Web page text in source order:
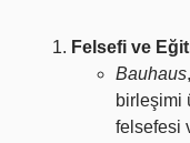
Felsefi ve
Bauhaus
birleşimi
felsefesi